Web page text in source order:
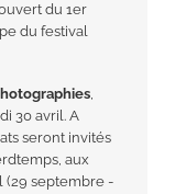
du 1er
du festival
,
30 avril. A
seront invités
aux
(29 septembre -